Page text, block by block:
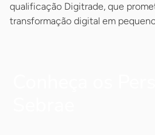
qualificação Digitrade, que
transformação digital em